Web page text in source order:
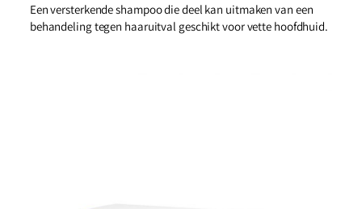
Een versterkende shampoo die deel kan uitmaken van een
behandeling tegen haaruitval geschikt voor vette hoofdhuid.